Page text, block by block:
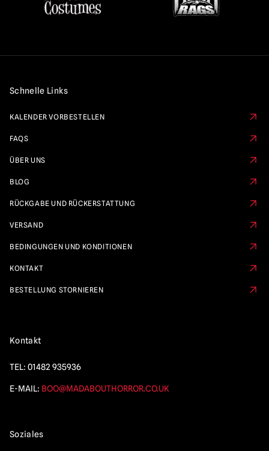
Schnelle Links
KALENDER VORBESTELLEN
FAQS
ÜBER UNS
BLOG
RÜCKGABE UND RÜCKERSTATTUNG
VERSAND
BEDINGUNGEN UND KONDITIONEN
KONTAKT
BESTELLUNG STORNIEREN
Kontakt
TEL: 01482 935936
E-MAIL: BOO@MADABOUTHORROR.CO.UK
Soziales